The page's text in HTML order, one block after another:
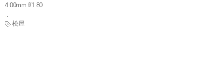
4.00mm f/1.80
松屋